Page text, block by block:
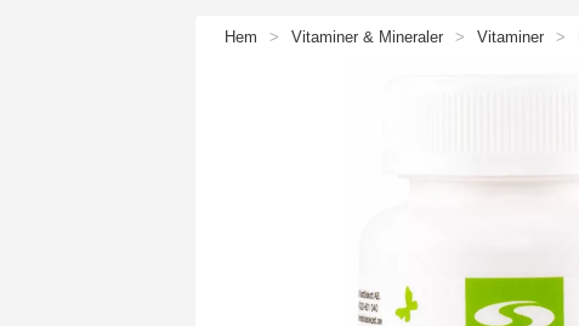
Hem > Vitaminer & Mineraler > Vitaminer >